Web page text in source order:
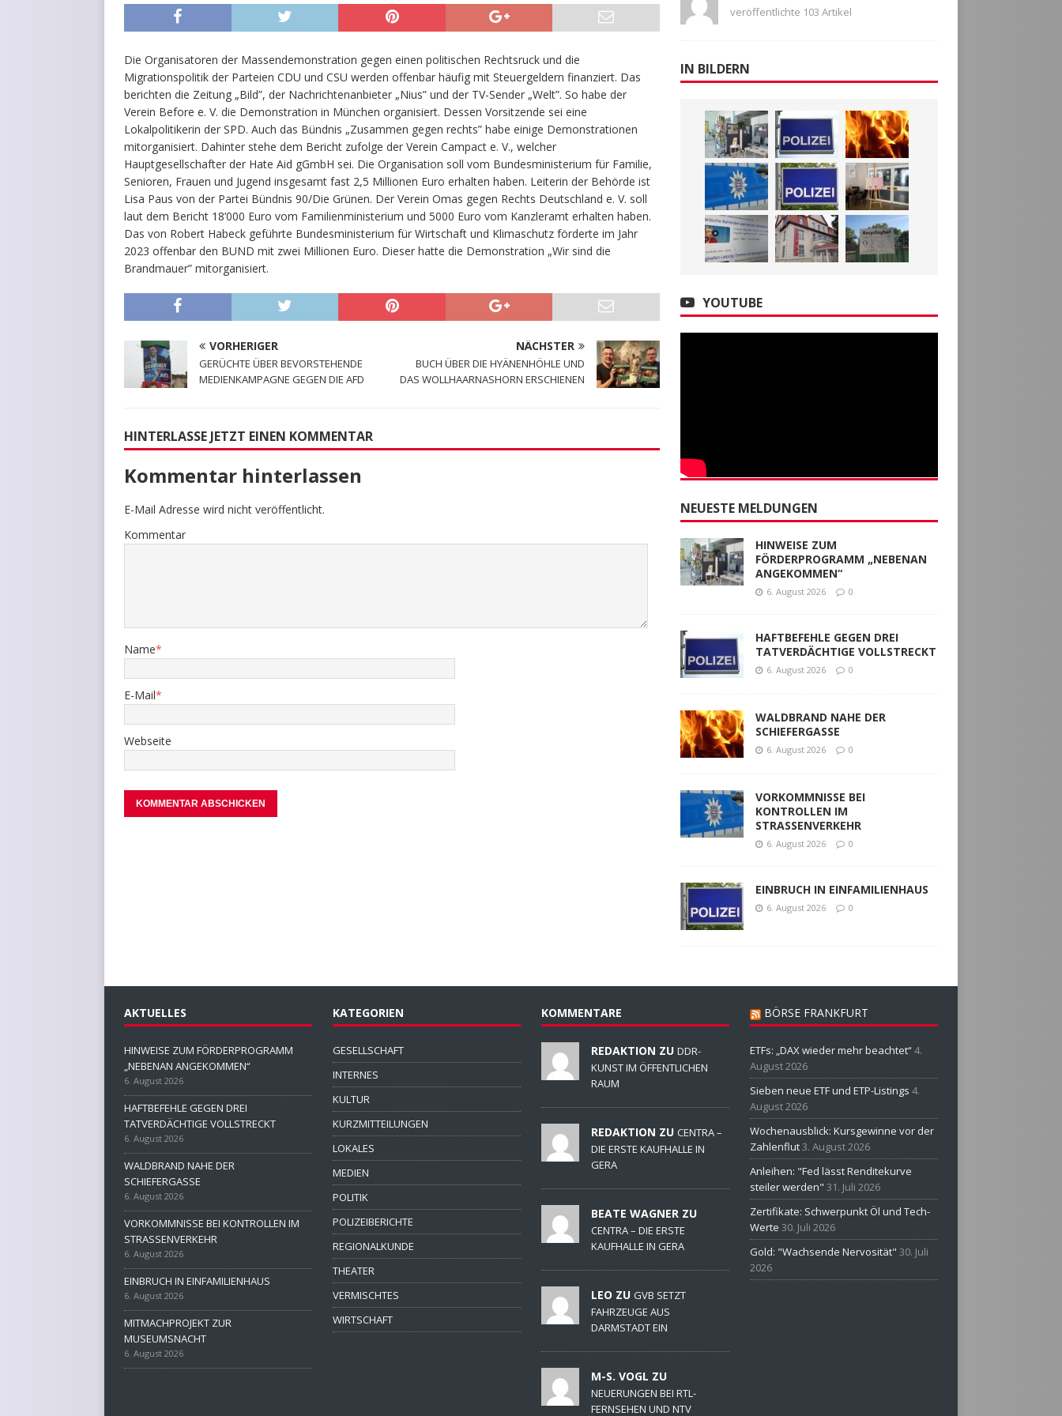
Die Organisatoren der Massendemonstration gegen einen politischen Rechtsruck und die
Migrationspolitik der Parteien CDU und CSU werden offenbar häufig mit Steuergeldern finanziert. Das
berichten die Zeitung „Bild”, der Nachrichtenanbieter „Nius” und der TV-Sender „Welt”. So habe der
Verein Before e. V. die Demonstration in München organisiert. Dessen Vorsitzende sei eine
Lokalpolitikerin der SPD. Auch das Bündnis „Zusammen gegen rechts” habe einige Demonstrationen
mitorganisiert. Dahinter stehe dem Bericht zufolge der Verein Campact e. V., welcher
Hauptgesellschafter der Hate Aid gGmbH sei. Die Organisation soll vom Bundesministerium für Familie,
Senioren, Frauen und Jugend insgesamt fast 2,5 Millionen Euro erhalten haben. Leiterin der Behörde ist
Lisa Paus von der Partei Bündnis 90/Die Grünen. Der Verein Omas gegen Rechts Deutschland e. V. soll
laut dem Bericht 18’000 Euro vom Familienministerium und 5000 Euro vom Kanzleramt erhalten haben.
Das von Robert Habeck geführte Bundesministerium für Wirtschaft und Klimaschutz förderte im Jahr
2023 offenbar den BUND mit zwei Millionen Euro. Dieser hatte die Demonstration „Wir sind die
Brandmauer” mitorganisiert.
VORHERIGER
GERÜCHTE ÜBER BEVORSTEHENDE
MEDIENKAMPAGNE GEGEN DIE AFD
NÄCHSTER
BUCH ÜBER DIE HYÄNENHÖHLE UND
DAS WOLLHAARNASHORN ERSCHIENEN
HINTERLASSE JETZT EINEN KOMMENTAR
Kommentar hinterlassen
E-Mail Adresse wird nicht veröffentlicht.
Kommentar
Name*
E-Mail*
Webseite
veröffentlichte 103 Artikel
IN BILDERN
YOUTUBE
NEUESTE MELDUNGEN
HINWEISE ZUM
FÖRDERPROGRAMM „NEBENAN
ANGEKOMMEN“
6. August 2026 0
HAFTBEFEHLE GEGEN DREI
TATVERDÄCHTIGE VOLLSTRECKT
6. August 2026 0
WALDBRAND NAHE DER
SCHIEFERGASSE
6. August 2026 0
VORKOMMNISSE BEI
KONTROLLEN IM
STRASSENVERKEHR
6. August 2026 0
EINBRUCH IN EINFAMILIENHAUS
6. August 2026 0
AKTUELLES
HINWEISE ZUM FÖRDERPROGRAMM
„NEBENAN ANGEKOMMEN“
6. August 2026
HAFTBEFEHLE GEGEN DREI
TATVERDÄCHTIGE VOLLSTRECKT
6. August 2026
WALDBRAND NAHE DER
SCHIEFERGASSE
6. August 2026
VORKOMMNISSE BEI KONTROLLEN IM
STRASSENVERKEHR
6. August 2026
EINBRUCH IN EINFAMILIENHAUS
6. August 2026
MITMACHPROJEKT ZUR
MUSEUMSNACHT
6. August 2026
KATEGORIEN
GESELLSCHAFT
INTERNES
KULTUR
KURZMITTEILUNGEN
LOKALES
MEDIEN
POLITIK
POLIZEIBERICHTE
REGIONALKUNDE
THEATER
VERMISCHTES
WIRTSCHAFT
KOMMENTARE
REDAKTION ZU DDR-
KUNST IM ÖFFENTLICHEN
RAUM
REDAKTION ZU CENTRA –
DIE ERSTE KAUFHALLE IN
GERA
BEATE WAGNER ZU
CENTRA – DIE ERSTE
KAUFHALLE IN GERA
LEO ZU GVB SETZT
FAHRZEUGE AUS
DARMSTADT EIN
M-S. VOGL ZU
NEUERUNGEN BEI RTL-
FERNSEHEN UND NTV
BÖRSE FRANKFURT
ETFs: „DAX wieder mehr beachtet“4.
August 2026
Sieben neue ETF und ETP-Listings 4.
August 2026
Wochenausblick: Kursgewinne vor der
Zahlenflut3. August 2026
Anleihen: "Fed lässt Renditekurve
steiler werden" 31. Juli 2026
Zertifikate: Schwerpunkt Öl und Tech-
Werte 30. Juli 2026
Gold: "Wachsende Nervosität" 30. Juli
2026